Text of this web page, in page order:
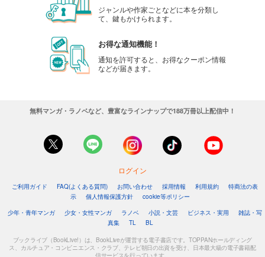
ジャンルや作家ごとなどに本を分類し
て、鍵もかけられます。
お得な通知機能！
通知を許可すると、お得なクーポン情報
などが届きます。
無料マンガ・ラノベなど、豊富なラインナップで188万冊以上配信中！
ログイン
ご利用ガイド FAQ(よくある質問) お問い合わせ 採用情報 利用規約
特商法の表
示
個人情報保護方針
cookie等ポリシー
少年・青年マンガ
少女・女性マンガ ラノベ 小説・文芸 ビジネス・実用
雑誌・写
真集
TL BL
ブックライブ（BookLive!）は、BookLiveが運営する電子書店です。TOPPANホールディング
ス、カルチュア・コンビニエンス・クラブ、テレビ朝日の出資を受け、日本最大級の電子書籍配